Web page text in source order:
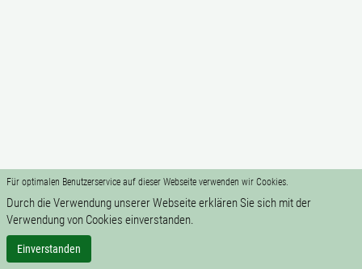
Für optimalen Benutzerservice auf dieser Webseite verwenden wir Cookies.
Durch die Verwendung unserer Webseite erklären Sie sich mit der
Verwendung von Cookies einverstanden.
Einverstanden